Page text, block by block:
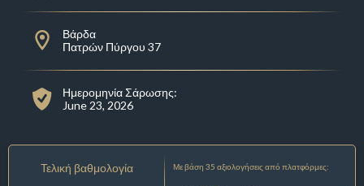
Βάρδα
Πατρών Πύργου 37
Ημερομηνία Σάρωσης:
June 23, 2026
Τελική βαθμολογία Με βάση 35 αξιολογήσεις από πλατφόρμες: